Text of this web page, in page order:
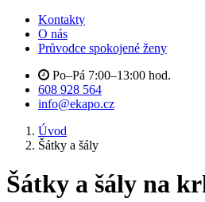
Kontakty
O nás
Průvodce spokojené ženy
Po–Pá 7:00–13:00 hod.
608 928 564
info@ekapo.cz
Úvod
Šátky a šály
Šátky a šály na